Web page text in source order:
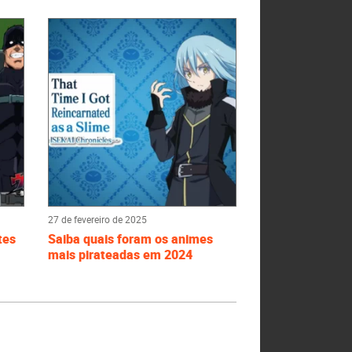
27 de fevereiro de 2025
Saiba quais foram os animes
mais pirateadas em 2024